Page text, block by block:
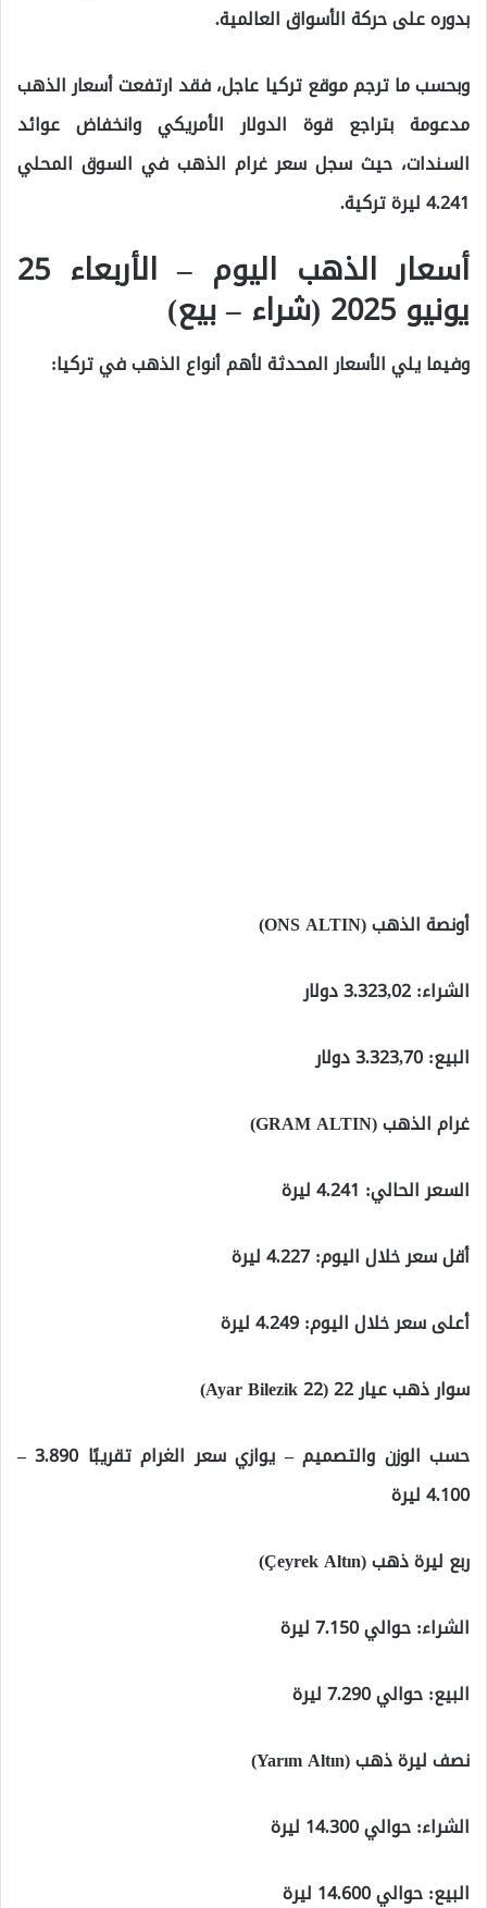
بدوره على حركة الأسواق العالمية.
وبحسب ما ترجم موقع تركيا عاجل، فقد ارتفعت أسعار الذهب
مدعومة بتراجع قوة الدولار الأمريكي وانخفاض عوائد
السندات، حيث سجل سعر غرام الذهب في السوق المحلي
4.241 ليرة تركية.
أسعار الذهب اليوم – الأربعاء 25
يونيو 2025 (شراء – بيع)
وفيما يلي الأسعار المحدثة لأهم أنواع الذهب في تركيا:
أونصة الذهب (ONS ALTIN)
الشراء: 3.323,02 دولار
البيع: 3.323,70 دولار
غرام الذهب (GRAM ALTIN)
السعر الحالي: 4.241 ليرة
أقل سعر خلال اليوم: 4.227 ليرة
أعلى سعر خلال اليوم: 4.249 ليرة
سوار ذهب عيار 22 (22 Ayar Bilezik)
حسب الوزن والتصميم – يوازي سعر الغرام تقريبًا 3.890 –
4.100 ليرة
ربع ليرة ذهب (Çeyrek Altın)
الشراء: حوالي 7.150 ليرة
البيع: حوالي 7.290 ليرة
نصف ليرة ذهب (Yarım Altın)
الشراء: حوالي 14.300 ليرة
البيع: حوالي 14.600 ليرة